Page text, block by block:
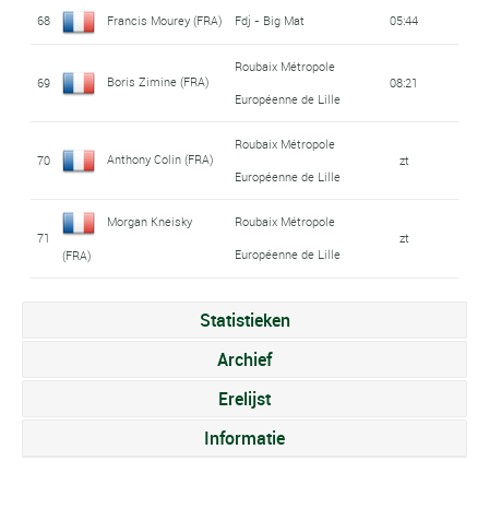
68 Francis Mourey (FRA) Fdj - Big Mat 05:44
69 Boris Zimine (FRA)
Roubaix Métropole
Européenne de Lille
08:21
70 Anthony Colin (FRA)
Roubaix Métropole
Européenne de Lille
zt
71
Morgan Kneisky
(FRA)
Roubaix Métropole
Européenne de Lille
zt
Statistieken
Archief
Erelijst
Informatie